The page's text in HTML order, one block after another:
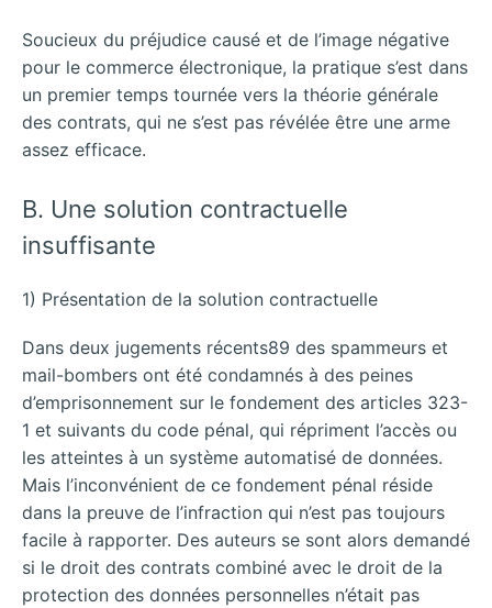
Soucieux du préjudice causé et de l’image négative
pour le commerce électronique, la pratique s’est dans
un premier temps tournée vers la théorie générale
des contrats, qui ne s’est pas révélée être une arme
assez efficace.
B. Une solution contractuelle
insuffisante
1) Présentation de la solution contractuelle
Dans deux jugements récents89 des spammeurs et
mail-bombers ont été condamnés à des peines
d’emprisonnement sur le fondement des articles 323-
1 et suivants du code pénal, qui répriment l’accès ou
les atteintes à un système automatisé de données.
Mais l’inconvénient de ce fondement pénal réside
dans la preuve de l’infraction qui n’est pas toujours
facile à rapporter. Des auteurs se sont alors demandé
si le droit des contrats combiné avec le droit de la
protection des données personnelles n’était pas